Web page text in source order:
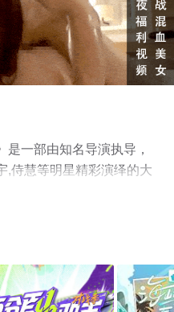
一部由知名导演执导，
,侍慧等明星精彩演绎的大
（全期），手机免费观看
情网等平台了解。